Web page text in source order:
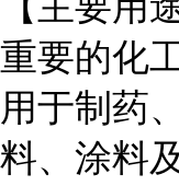
重要的化
用于制药
料、涂料